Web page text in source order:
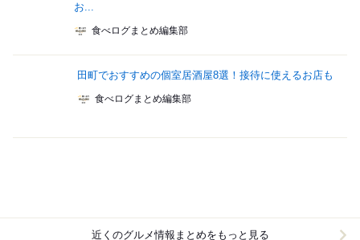
お...
食べログまとめ編集部
田町でおすすめの個室居酒屋8選！接待に使えるお店も
食べログまとめ編集部
近くのグルメ情報まとめをもっと見る